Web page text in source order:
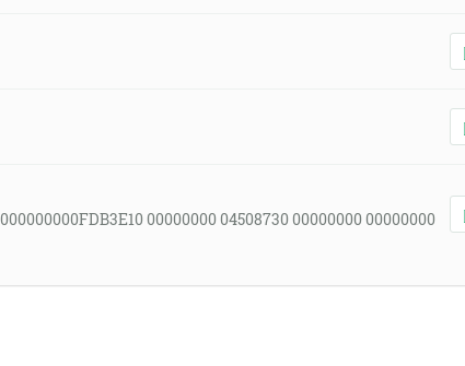
00000000 04508730 00000000 00000000